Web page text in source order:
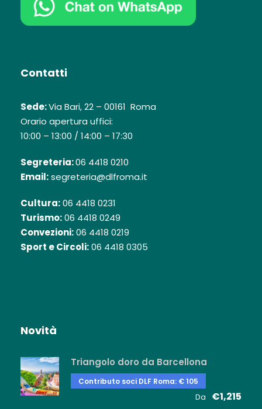
Contatti
Sede:Via Bari, 22 – 00161 Roma
Orario apertura uffici:
10:00 – 13:00 / 14:00 – 17:30
Segreteria:06 4418 0210
Email:segreteria@dlfroma.it
Cultura:06 4418 0231
Turismo:06 4418 0249
Convezioni:06 4418 0219
Sport e Circoli:06 4418 0305
Novità
Triangolo doro da Barcellona
Contributo soci DLF Roma: € 105
Da €1,215